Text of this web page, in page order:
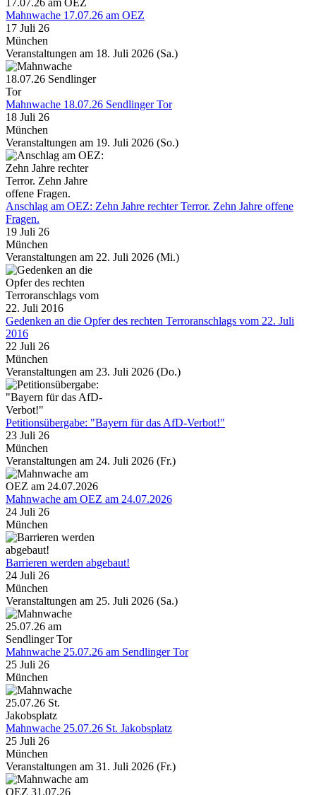
Mahnwache 17.07.26 am OEZ
17 Juli 26
München
Veranstaltungen am 18. Juli 2026 (Sa.)
Mahnwache 18.07.26 Sendlinger Tor
18 Juli 26
München
Veranstaltungen am 19. Juli 2026 (So.)
Anschlag am OEZ: Zehn Jahre rechter Terror. Zehn Jahre offene
Fragen.
19 Juli 26
München
Veranstaltungen am 22. Juli 2026 (Mi.)
Gedenken an die Opfer des rechten Terroranschlags vom 22. Juli
2016
22 Juli 26
München
Veranstaltungen am 23. Juli 2026 (Do.)
Petitionsübergabe: "Bayern für das AfD-Verbot!"
23 Juli 26
München
Veranstaltungen am 24. Juli 2026 (Fr.)
Mahnwache am OEZ am 24.07.2026
24 Juli 26
München
Barrieren werden abgebaut!
24 Juli 26
München
Veranstaltungen am 25. Juli 2026 (Sa.)
Mahnwache 25.07.26 am Sendlinger Tor
25 Juli 26
München
Mahnwache 25.07.26 St. Jakobsplatz
25 Juli 26
München
Veranstaltungen am 31. Juli 2026 (Fr.)